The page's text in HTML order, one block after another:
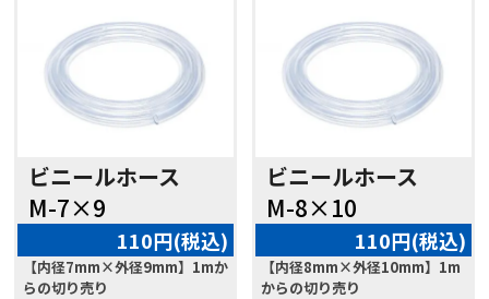
ビニールホース
M-7×9
110円(税込)
【内径7mm×外径9mm】1mか
らの切り売り
ビニールホース
M-8×10
110円(税込)
【内径8mm×外径10mm】1m
からの切り売り